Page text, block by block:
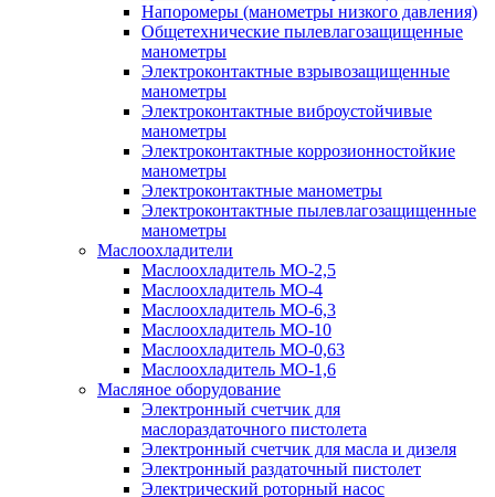
Напоромеры (манометры низкого давления)
Общетехнические пылевлагозащищенные
манометры
Электроконтактные взрывозащищенные
манометры
Электроконтактные виброустойчивые
манометры
Электроконтактные коррозионностойкие
манометры
Электроконтактные манометры
Электроконтактные пылевлагозащищенные
манометры
Маслоохладители
Маслоохладитель MO-2,5
Маслоохладитель MO-4
Маслоохладитель МО-6,3
Маслоохладитель МО-10
Маслоохладитель MO-0,63
Маслоохладитель MO-1,6
Масляное оборудование
Электронный счетчик для
маслораздаточного пистолета
Электронный счетчик для масла и дизеля
Электронный раздаточный пистолет
Электрический роторный насос